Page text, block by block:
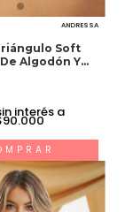
ANDRESSA
Soft
Algodón Y
interés a